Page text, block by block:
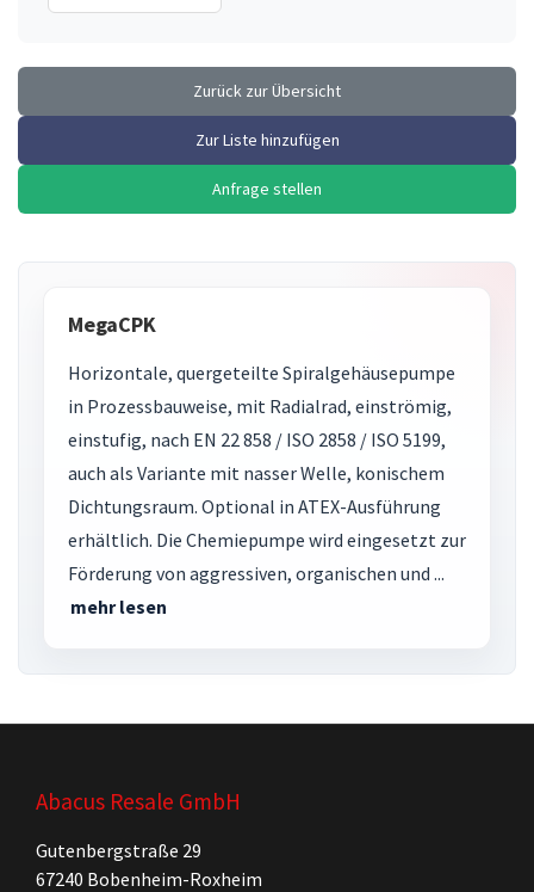
Zurück zur Übersicht
Zur Liste hinzufügen
Anfrage stellen
MegaCPK
Horizontale, quergeteilte Spiralgehäusepumpe
in Prozessbauweise, mit Radialrad, einströmig,
einstufig, nach EN 22 858 / ISO 2858 / ISO 5199,
auch als Variante mit nasser Welle, konischem
Dichtungsraum. Optional in ATEX-Ausführung
erhältlich. Die Chemiepumpe wird eingesetzt zur
Förderung von aggressiven, organischen und ...
mehr lesen
Abacus Resale GmbH
Gutenbergstraße 29
67240 Bobenheim-Roxheim